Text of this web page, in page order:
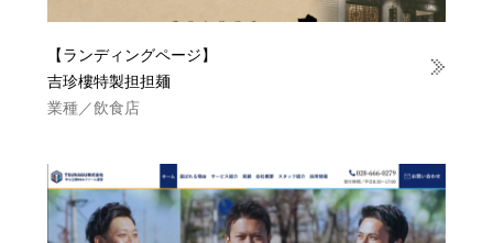
【ランディングページ】
吉珍樓特製担担麺
業種／飲食店